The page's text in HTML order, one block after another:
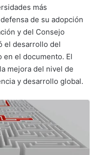
más
de su adopción
y del Consejo
el desarrollo del
en el documento. El
mejora del nivel de
y desarrollo global.